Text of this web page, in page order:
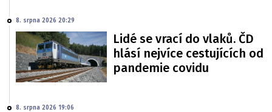
8. srpna 2026 20:29
Lidé se vrací do vlaků. ČD
hlásí nejvíce cestujících od
pandemie covidu
8. srpna 2026 19:06